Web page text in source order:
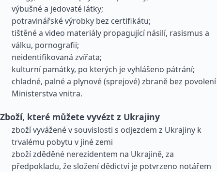
výbušné a jedovaté látky;
potravinářské výrobky bez certifikátu;
tištěné a video materiály propagující násilí, rasismus a
válku, pornografii;
neidentifikovaná zvířata;
kulturní památky, po kterých je vyhlášeno pátrání;
chladné, palné a plynové (sprejové) zbraně bez povolení
Ministerstva vnitra.
Zboží, které můžete vyvézt z Ukrajiny
zboží vyvážené v souvislosti s odjezdem z Ukrajiny k
trvalému pobytu v jiné zemi
zboží zděděné nerezidentem na Ukrajině, za
předpokladu, že složení dědictví je potvrzeno notářem